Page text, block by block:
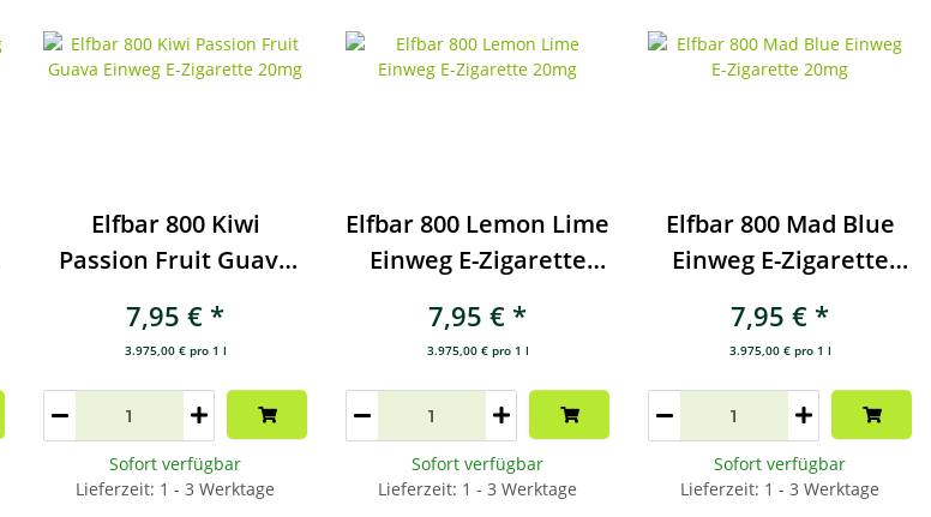
Elfbar 800 Kiwi
Passion Fruit Guava
20mg
7,95 € *
3.975,00 € pro 1 l
Sofort verfügbar
Lieferzeit: 1 - 3 Werktage
Elfbar 800 Lemon Lime
Einweg E-Zigarette
7,95 € *
3.975,00 € pro 1 l
Sofort verfügbar
Lieferzeit: 1 - 3 Werktage
Elfbar 800 Mad Blue
Einweg E-Zigarette
7,95 € *
3.975,00 € pro 1 l
Sofort verfügbar
Lieferzeit: 1 - 3 Werktage